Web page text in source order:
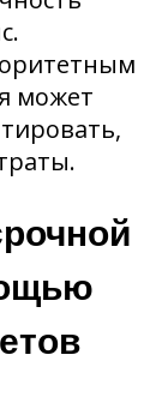
может